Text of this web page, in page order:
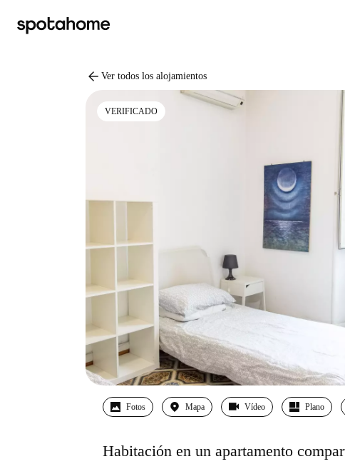
arrow_back Ver todos los alojamientos
VERIFICADO
Fotos Mapa Vídeo Plano
Habitación en un apartamento